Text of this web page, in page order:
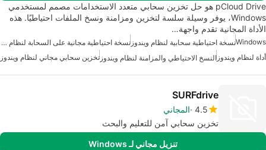
pCloud Drive هو حل تخزين سحابي متعدد الاستخدامات مصمم لمستخدمي
Windows، يوفر وسيلة سلسة لتخزين ومزامنة ونسخ الملفات احتياطيًا. هذه
الأداة المجانية تقدم واجهة…
Windowsنسخة احتياطية سحابية لنظام ويندوز
نسخة احتياطية مجانية على السحابة لنظام ويندوز
أداة لنظام ويندوز النسخ الاحتياطي والمزامنة لنظام ويندوز تخزين سحابي مجاني لنظام ويندوز
SURFdrive
4.5 المجاني
تخزين سحابي آمن للتعليم والبحث
تنزيل مجاني لـ Windows